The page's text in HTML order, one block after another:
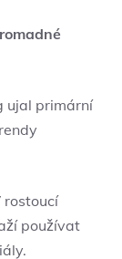
ujal primární
rostoucí
používat